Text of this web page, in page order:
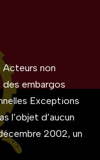
Acteurs non
embargos
Exceptions
l’objet d’aucun
2002, un